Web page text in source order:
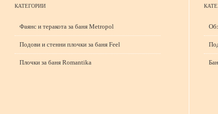
КАТЕГОРИИ
Фаянс и теракота за баня Metropol
Подови и стенни плочки за баня Feel
Плочки за баня Romantika